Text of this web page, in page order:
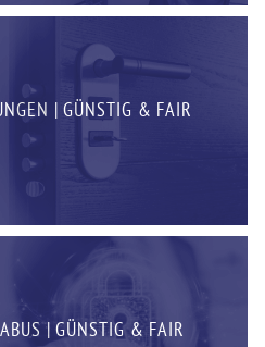
| GÜNSTIG & FAIR
| GÜNSTIG & FAIR